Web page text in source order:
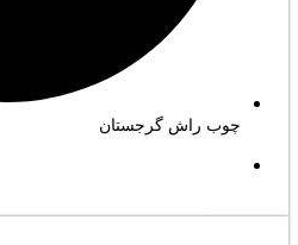
چوب راش گرجستان